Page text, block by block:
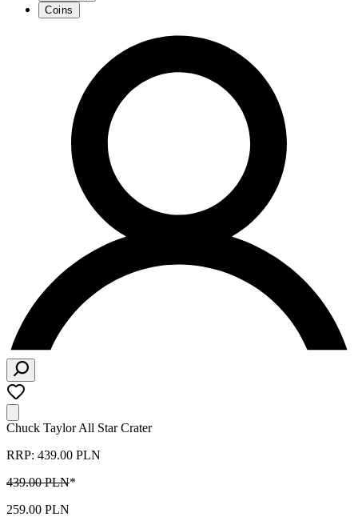
Coins
Chuck Taylor All Star Crater
RRP: 439.00 PLN
439.00 PLN*
259.00 PLN